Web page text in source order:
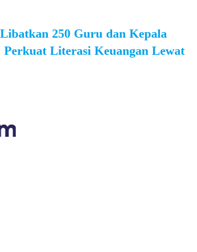
250 Guru dan Kepala
Perkuat Literasi Keuangan Lewat